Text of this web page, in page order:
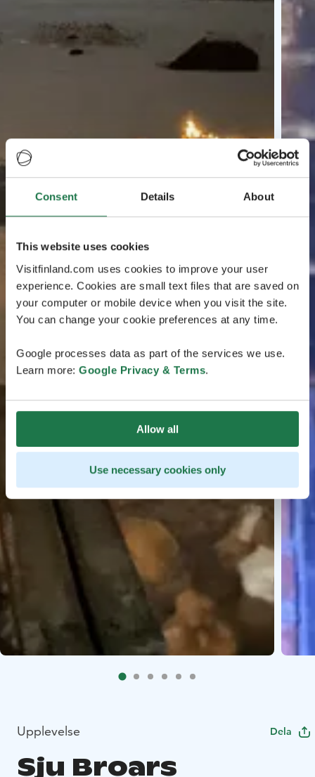
Consent Details About
This website uses cookies
Visitfinland.com uses cookies to improve your user
experience. Cookies are small text files that are saved on
your computer or mobile device when you visit the site.
You can change your cookie preferences at any time.
Google processes data as part of the services we use.
Learn more: Google Privacy & Terms.
Allow all
Use necessary cookies only
Upplevelse Dela
Sju Broars